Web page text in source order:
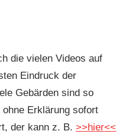
die vielen Videos auf
Eindruck der
Gebärden sind so
Erklärung sofort
der kann z. B.>>hier<<